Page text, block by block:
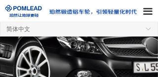
끀
ꀅ
简体中文